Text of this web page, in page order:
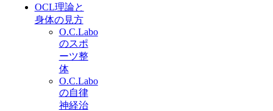
OCL理論と
身体の見方
O.C.Labo
のスポ
ーツ整
体
O.C.Labo
の自律
神経治